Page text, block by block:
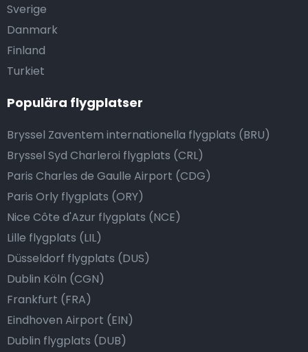
Sverige
Danmark
Finland
Turkiet
Populära flygplatser
Bryssel Zaventem internationella flygplats (BRU)
Bryssel Syd Charleroi flygplats (CRL)
Paris Charles de Gaulle Airport (CDG)
Paris Orly flygplats (ORY)
Nice Côte d'Azur flygplats (NCE)
Lille flygplats (LIL)
Düsseldorf flygplats (DUS)
Dublin Köln (CGN)
Frankfurt (FRA)
Eindhoven Airport (EIN)
Dublin flygplats (DUB)